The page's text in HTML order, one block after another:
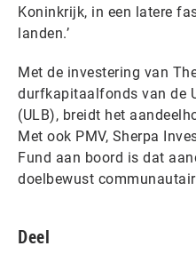
Koninkrijk, in een latere
landen.’
Met de investering van
durfkapitaalfonds van de
(ULB), breidt het
Met ook PMV, Sherpa
Fund aan boord is dat
doelbewust
Deel